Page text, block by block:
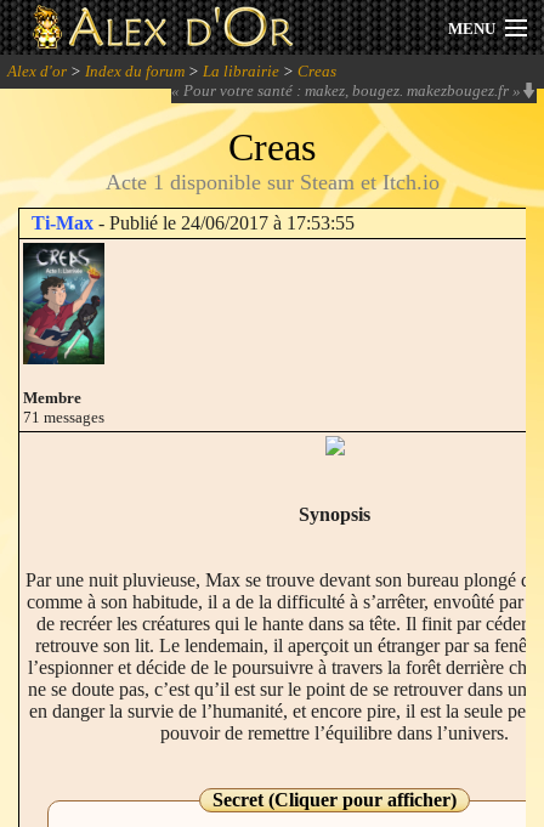
MENU
Actualités
Session 2026
Archives
Forum
Communauté
Se connecter
Alex d'or > Index du forum > La librairie > Creas
« Pour votre santé : makez, bougez. makezbougez.fr »
Creas
Acte 1 disponible sur Steam et Itch.io
Ti-Max - Publié le 24/06/2017 à 17:53:55
Membre
71 messages
Synopsis
Par une nuit pluvieuse, Max se trouve devant son bureau plongé
comme à son habitude, il a de la difficulté à s’arrêter, envoûté par
de recréer les créatures qui le hante dans sa tête. Il finit par céder
retrouve son lit. Le lendemain, il aperçoit un étranger par sa
l’espionner et décide de le poursuivre à travers la forêt derrière
ne se doute pas, c’est qu’il est sur le point de se retrouver dans un
en danger la survie de l’humanité, et encore pire, il est la seule
pouvoir de remettre l’équilibre dans l’univers.
Secret (Cliquer pour afficher)